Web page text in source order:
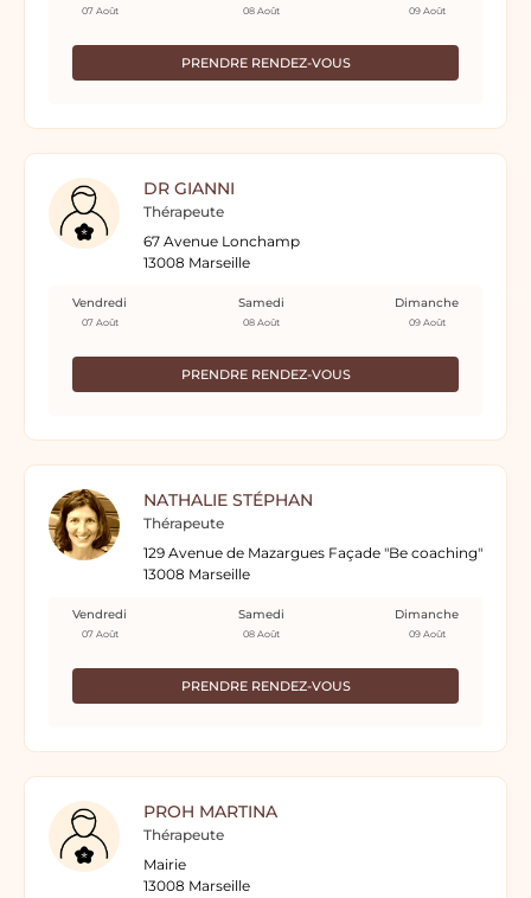
PRENDRE RENDEZ-VOUS
07 Août 08 Août 09 Août
DR GIANNI
Thérapeute
67 Avenue Lonchamp
13008 Marseille
PRENDRE RENDEZ-VOUS
Vendredi
07 Août
Samedi
08 Août
Dimanche
09 Août
NATHALIE STÉPHAN
Thérapeute
129 Avenue de Mazargues Façade "Be coaching"
13008 Marseille
PRENDRE RENDEZ-VOUS
Vendredi
07 Août
Samedi
08 Août
Dimanche
09 Août
PROH MARTINA
Thérapeute
Mairie
13008 Marseille